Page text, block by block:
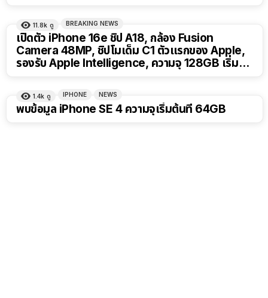
11.8k ดู BREAKING NEWS
เปิดตัว iPhone 16e ชิป A18, กล้อง Fusion
Camera 48MP, ชิปโมเด็ม C1 ตัวแรกของ Apple,
รองรับ Apple Intelligence, ความจุ 128GB เริ่ม
1.4k ดู IPHONE NEWS
พบข้อมูล iPhone SE 4 ความจุเริ่มต้นที่ 64GB